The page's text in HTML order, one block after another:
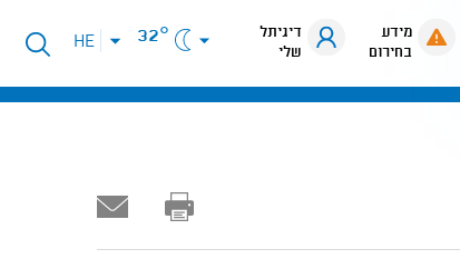
מידע
בחירום
דיגיתל
שלי
32°
פתיחת
תפריט
HE